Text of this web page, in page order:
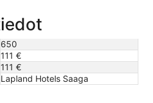
650
111 €
111 €
Lapland Hotels Saaga